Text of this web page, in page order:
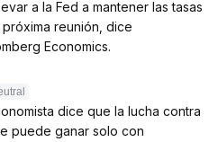
a la Fed a mantener las tasas
reunión, dice
Economics.
dice que la lucha contra
puede ganar solo con